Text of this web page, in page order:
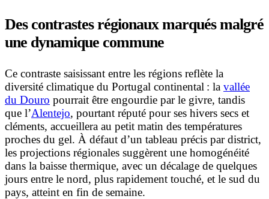
Des contrastes régionaux marqués malgré
une dynamique commune
Ce contraste saisissant entre les régions reflète la
diversité climatique du Portugal continental : la vallée
du Douro pourrait être engourdie par le givre, tandis
que l’Alentejo, pourtant réputé pour ses hivers secs et
cléments, accueillera au petit matin des températures
proches du gel. À défaut d’un tableau précis par district,
les projections régionales suggèrent une homogénéité
dans la baisse thermique, avec un décalage de quelques
jours entre le nord, plus rapidement touché, et le sud du
pays, atteint en fin de semaine.